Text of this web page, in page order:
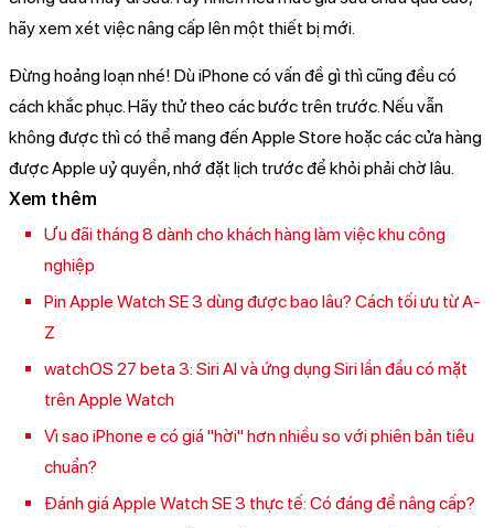
hãy xem xét việc nâng cấp lên một thiết bị mới.
Đừng hoảng loạn nhé! Dù iPhone có vấn đề gì thì cũng đều có
cách khắc phục. Hãy thử theo các bước trên trước. Nếu vẫn
không được thì có thể mang đến Apple Store hoặc các cửa hàng
được Apple uỷ quyền, nhớ đặt lịch trước để khỏi phải chờ lâu.
Xem thêm
Ưu đãi tháng 8 dành cho khách hàng làm việc khu công
nghiệp
Pin Apple Watch SE 3 dùng được bao lâu? Cách tối ưu từ A-
Z
watchOS 27 beta 3: Siri AI và ứng dụng Siri lần đầu có mặt
trên Apple Watch
Vì sao iPhone e có giá "hời" hơn nhiều so với phiên bản tiêu
chuẩn?
Đánh giá Apple Watch SE 3 thực tế: Có đáng để nâng cấp?